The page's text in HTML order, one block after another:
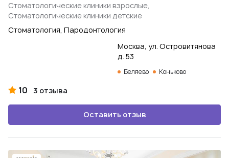
Стоматологические клиники взрослые,
Стоматологические клиники детские
Стоматология, Пародонтология
Москва, ул. Островитянова
д. 53
Беляево Коньково
10 3 отзыва
Оставить отзыв